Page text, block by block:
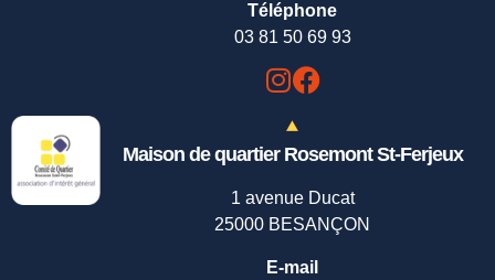
Téléphone
03 81 50 69 93
Maison de quartier Rosemont St-Ferjeux
1 avenue Ducat
25000 BESANÇON
E-mail